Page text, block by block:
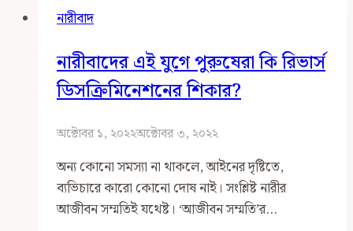
নারীবাদ
নারীবাদের এই যুগে পুরুষেরা কি রিভার্স
ডিসক্রিমিনেশনের শিকার?
অক্টোবর ১, ২০২২অক্টোবর ৩, ২০২২
অন্য কোনো সমস্যা না থাকলে, আইনের দৃষ্টিতে,
ব্যভিচারে কারো কোনো দোষ নাই। সংশ্লিষ্ট নারীর
আজীবন সম্মতিই যথেষ্ট। ‘আজীবন সম্মতি’র…